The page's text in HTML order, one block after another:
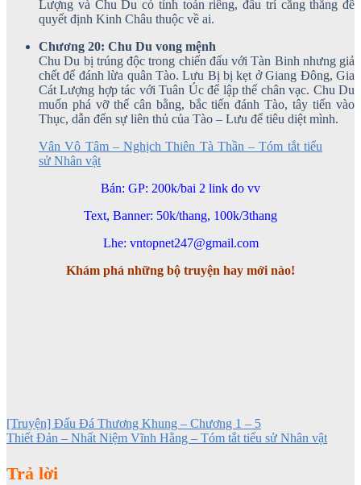
Lượng và Chu Du có tính toán riêng, đấu trí căng thẳng để
quyết định Kinh Châu thuộc về ai.
Chương 20: Chu Du vong mệnh
Chu Du bị trúng độc trong chiến đấu với Tàn Binh nhưng giả
chết để đánh lừa quân Tào. Lưu Bị bị kẹt ở Giang Đông, Gia
Cát Lượng hợp tác với Tuân Úc để lập thế chân vạc. Chu Du
muốn phá vỡ thế cân bằng, bắc tiến đánh Tào, tây tiến vào
Thục, dẫn đến sự liên thủ của Tào – Lưu để tiêu diệt mình.
Vân Vô Tâm – Nghịch Thiên Tà Thần – Tóm tắt tiểu
sử Nhân vật
Bán: GP: 200k/bai 2 link do vv
Text, Banner: 50k/thang, 100k/3thang
Lhe: vntopnet247@gmail.com
Khám phá những bộ truyện hay mới nào!
[Truyện] Đấu Đá Thương Khung – Chương 1 – 5
Thiết Đản – Nhất Niệm Vĩnh Hằng – Tóm tắt tiểu sử Nhân vật
Trả lời